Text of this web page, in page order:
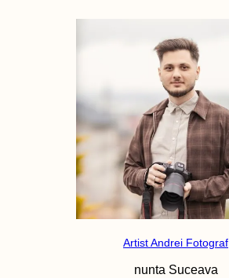
Artist Andrei Fotograf
nunta Suceava